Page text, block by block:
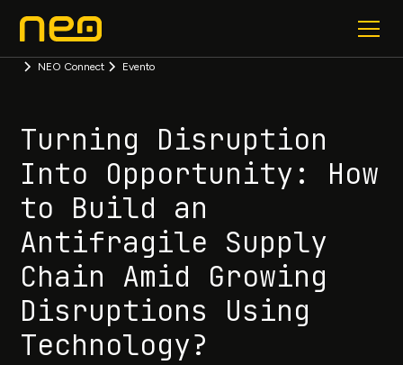
NEO Connect Evento
Turning Disruption
Into Opportunity: How
to Build an
Antifragile Supply
Chain Amid Growing
Disruptions Using
Technology?​